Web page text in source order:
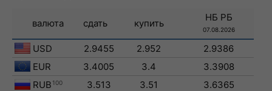
валюта сдать купить
НБ РБ
07.08.2026
USD 2.9455 2.952
2.9386
EUR
3.4005 3.4
3.3908
RUB 100 3.513 3.51
3.6365